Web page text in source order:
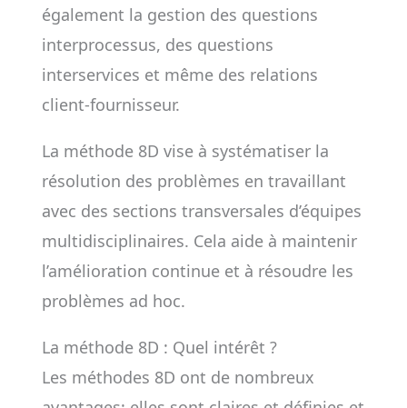
également la gestion des questions
interprocessus, des questions
interservices et même des relations
client-fournisseur.
La méthode 8D vise à systématiser la
résolution des problèmes en travaillant
avec des sections transversales d’équipes
multidisciplinaires. Cela aide à maintenir
l’amélioration continue et à résoudre les
problèmes ad hoc.
La méthode 8D : Quel intérêt ?
Les méthodes 8D ont de nombreux